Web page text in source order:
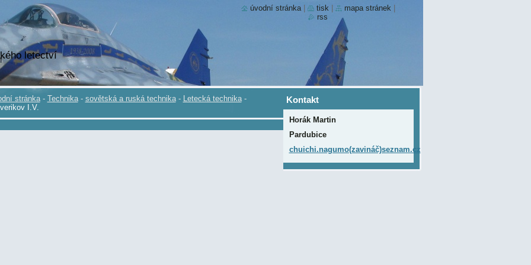
letectví
stránka - Technika - sovětská a ruská technika - Letecká technika -
I.V.
Kontakt
Horák Martin
Pardubice
chuichi.nagumo(zavináč)seznam.cz
úvodní stránka tisk mapa stránek
rss